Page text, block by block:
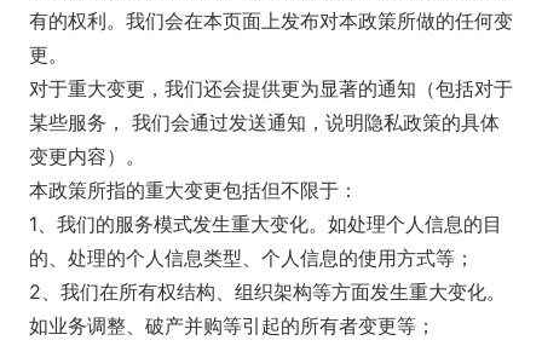
有的权利。我们会在本页面上发布对本政策所做的任何变
更。
对于重大变更，我们还会提供更为显著的通知（包括对于
某些服务， 我们会通过发送通知，说明隐私政策的具体
变更内容）。
本政策所指的重大变更包括但不限于：
1、我们的服务模式发生重大变化。如处理个人信息的目
的、处理的个人信息类型、个人信息的使用方式等；
2、我们在所有权结构、组织架构等方面发生重大变化。
如业务调整、破产并购等引起的所有者变更等；